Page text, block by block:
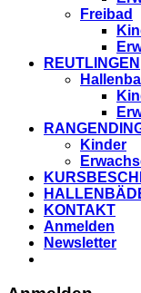
Freibad
REUTLINGEN
Kinder
KONTAKT
Anmelden
Newsletter